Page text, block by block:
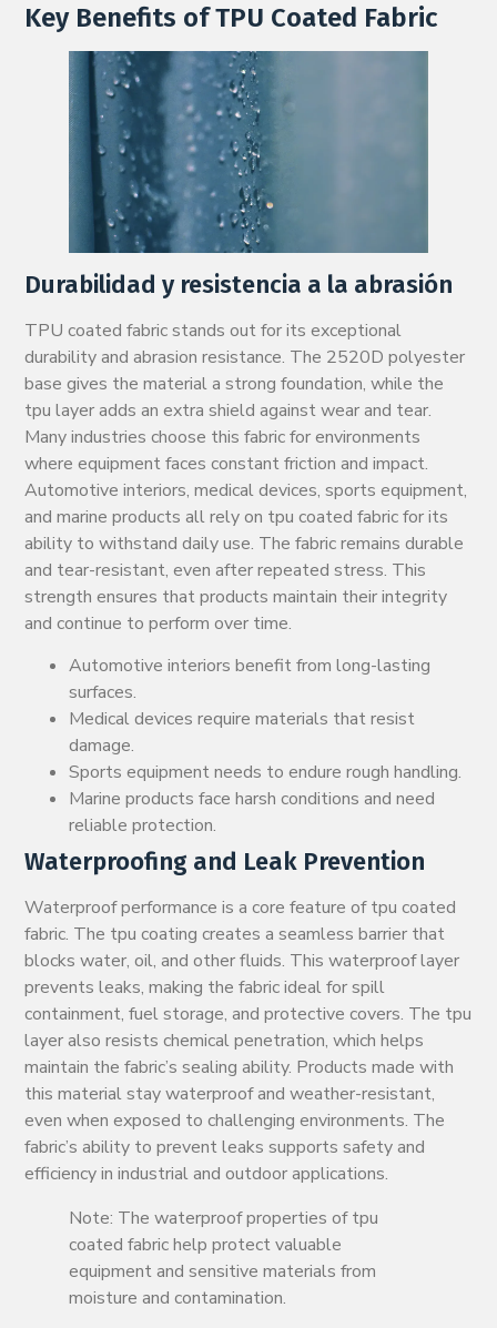
Key Benefits of TPU Coated Fabric
Durabilidad y resistencia a la abrasión
TPU coated fabric stands out for its exceptional
durability and abrasion resistance. The 2520D polyester
base gives the material a strong foundation, while the
tpu layer adds an extra shield against wear and tear.
Many industries choose this fabric for environments
where equipment faces constant friction and impact.
Automotive interiors, medical devices, sports equipment,
and marine products all rely on tpu coated fabric for its
ability to withstand daily use. The fabric remains durable
and tear-resistant, even after repeated stress. This
strength ensures that products maintain their integrity
and continue to perform over time.
Automotive interiors benefit from long-lasting
surfaces.
Medical devices require materials that resist
damage.
Sports equipment needs to endure rough handling.
Marine products face harsh conditions and need
reliable protection.
Waterproofing and Leak Prevention
Waterproof performance is a core feature of tpu coated
fabric. The tpu coating creates a seamless barrier that
blocks water, oil, and other fluids. This waterproof layer
prevents leaks, making the fabric ideal for spill
containment, fuel storage, and protective covers. The tpu
layer also resists chemical penetration, which helps
maintain the fabric’s sealing ability. Products made with
this material stay waterproof and weather-resistant,
even when exposed to challenging environments. The
fabric’s ability to prevent leaks supports safety and
efficiency in industrial and outdoor applications.
Note: The waterproof properties of tpu
coated fabric help protect valuable
equipment and sensitive materials from
moisture and contamination.